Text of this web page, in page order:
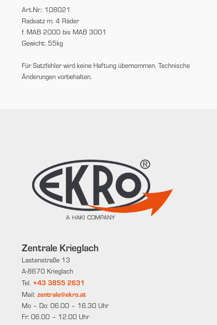
Art.Nr.: 108021
Radsatz m. 4 Räder
f. MAB 2000 bis MAB 3001
Gewicht: 55kg
Für Satzfehler wird keine Haftung übernommen. Technische
Änderungen vorbehalten.
Zentrale Krieglach
Lastenstraße 13
A-8670 Krieglach
Tel. +43 3855 2631
Mail: zentrale@ekro.at
Mo – Do: 06.00 – 16.30 Uhr
Fr: 06.00 – 12.00 Uhr